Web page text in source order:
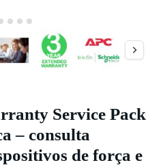
Service Pack
– consulta
de força e